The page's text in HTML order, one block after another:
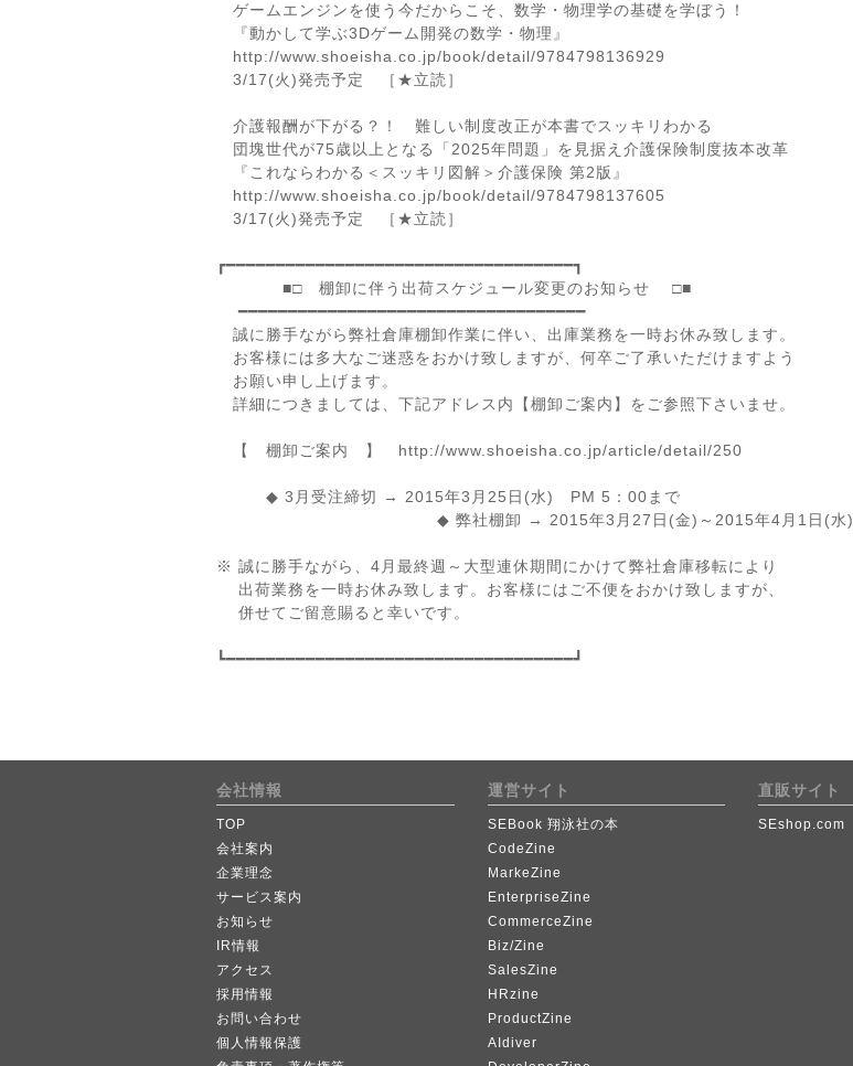
ゲームエンジンを使う今だからこそ、数学・物理学の基礎を学ぼう！
『動かして学ぶ3Dゲーム開発の数学・物理』
http://www.shoeisha.co.jp/book/detail/9784798136929
3/17(火)発売予定 ［★立読］
介護報酬が下がる？！ 難しい制度改正が本書でスッキリわかる
団塊世代が75歳以上となる「2025年問題」を見据え介護保険制度抜本改革
『これならわかる＜スッキリ図解＞介護保険 第2版』
http://www.shoeisha.co.jp/book/detail/9784798137605
3/17(火)発売予定 ［★立読］
┏━━━━━━━━━━━━━━━━━━━━━━━━━━━━━━━━━━━┓
■□ 棚卸に伴う出荷スケジュール変更のお知らせ □■
━━━━━━━━━━━━━━━━━━━━━━━━━━━━━━━━━━━
誠に勝手ながら弊社倉庫棚卸作業に伴い、出庫業務を一時お休み致します。
お客様には多大なご迷惑をおかけ致しますが、何卒ご了承いただけますよう
お願い申し上げます。
詳細につきましては、下記アドレス内【棚卸ご案内】をご参照下さいませ。
【 棚卸ご案内 】 http://www.shoeisha.co.jp/article/detail/250
◆ 3月受注締切 → 2015年3月25日(水) PM 5：00まで
◆ 弊社棚卸 → 2015年3月27日(金)～2015年4月1日(水)
※ 誠に勝手ながら、4月最終週～大型連休期間にかけて弊社倉庫移転により
出荷業務を一時お休み致します。お客様にはご不便をおかけ致しますが、
併せてご留意賜ると幸いです。
┗━━━━━━━━━━━━━━━━━━━━━━━━━━━━━━━━━━━┛
会社情報
TOP
会社案内
企業理念
サービス案内
お知らせ
IR情報
アクセス
採用情報
お問い合わせ
個人情報保護
運営サイト
SEBook 翔泳社の本
CodeZine
MarkeZine
EnterpriseZine
CommerceZine
Biz/Zine
SalesZine
HRzine
ProductZine
AIdiver
直販サイト
SEshop.com